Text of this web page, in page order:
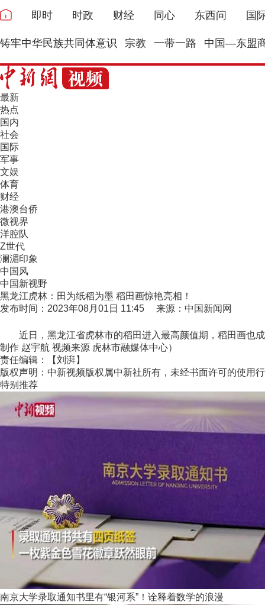
即时 时政 财经 同心 东西问 国
铸牢中华民族共同体意识 宗教 一带一路 中国—东盟
最新
热点
国内
社会
国际
军事
文娱
体育
财经
港澳台侨
微视界
洋腔队
Z世代
澜湄印象
中国风
中国新视野
黑龙江虎林：田为纸稻为墨 稻田画惊艳亮相！
发布时间：2023年08月01日 11:45 来源：中国新闻网
近日，黑龙江省虎林市的稻田进入最高颜值期，稻田画也成
制作 赵宇航 视频来源 虎林市融媒体中心）
责任编辑：【刘湃】
版权声明：中新视频版权属中新社所有，未经书面许可的使用
特别推荐
南京大学录取通知书里有“银河系”！诠释着数学的浪漫